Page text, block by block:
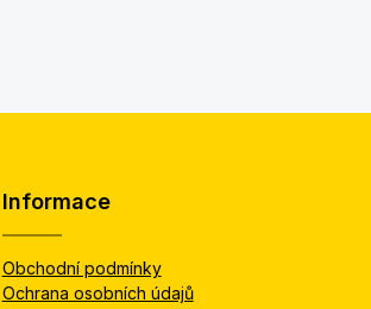
Informace
Obchodní podmínky
Ochrana osobních údajů